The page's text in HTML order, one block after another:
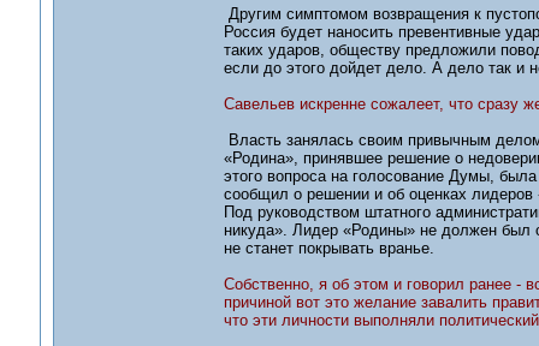
Другим симптомом возвращения к
Россия будет наносить превентивные
таких ударов, обществу предложили
если до этого дойдет дело. А дело так и
Савельев искренне сожалеет, что сразу
Власть занялась своим привычным
«Родина», принявшее решение о
этого вопроса на голосование Думы,
сообщил о решении и об оценках
Под руководством штатного
никуда». Лидер «Родины» не должен был
не станет покрывать вранье.
Собственно, я об этом и говорил ранее -
причиной вот это желание завалить
что эти личности выполняли